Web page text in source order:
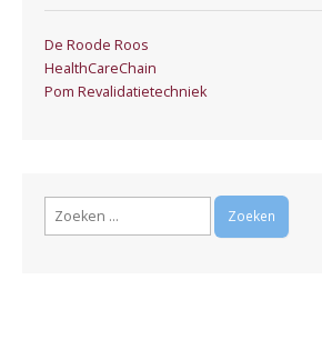
De Roode Roos
HealthCareChain
Pom Revalidatietechniek
Zoeken